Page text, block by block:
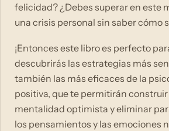
felicidad? ¿Debes superar en este
una crisis personal sin saber cómo
¡Entonces este libro es perfecto
descubrirás las estrategias más
también las más eficaces de la
positiva, que te permitirán construir
mentalidad optimista y eliminar
los pensamientos y las emociones